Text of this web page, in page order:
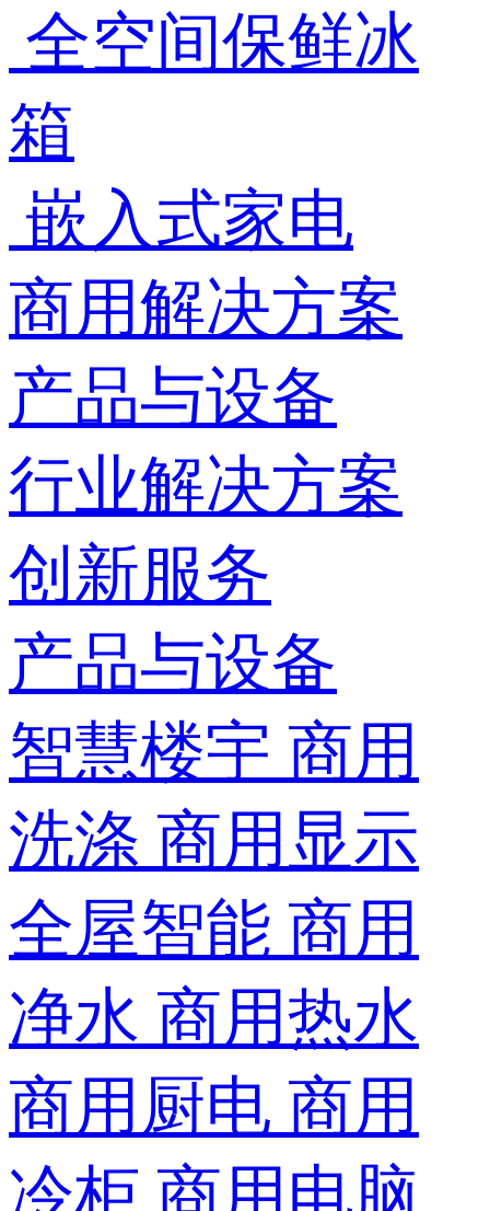
全空间保鲜冰
箱
嵌入式家电
商用解决方案
产品与设备
行业解决方案
创新服务
产品与设备
智慧楼宇 商用
洗涤 商用显示
全屋智能 商用
净水 商用热水
商用厨电 商用
冷柜 商用电脑